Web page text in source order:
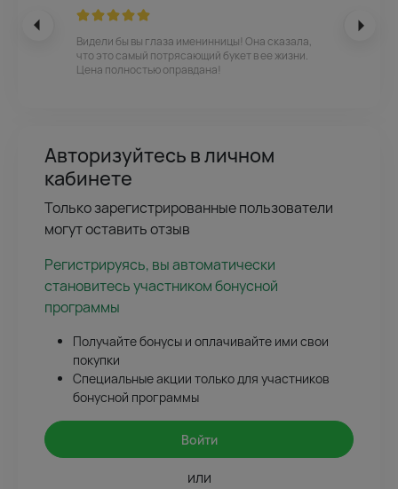
Видели бы вы глаза именинницы! Она сказала,
что это самый потрясающий букет в ее жизни.
Цена полностью оправдана!
Авторизуйтесь в личном
кабинете
Только зарегистрированные пользователи
могут оставить отзыв
Регистрируясь, вы автоматически
становитесь участником бонусной
программы
Получайте бонусы и оплачивайте ими свои
покупки
Специальные акции только для участников
бонусной программы
Войти
или